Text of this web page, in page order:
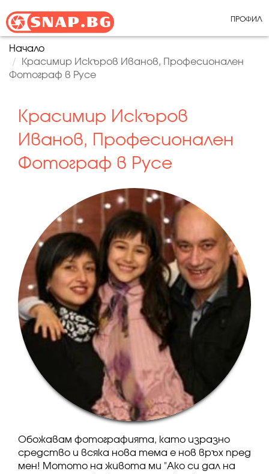
ПРОФИЛ
Начало
Красимир Искъров Иванов, Професионален
Фотограф в Русе
Красимир Искъров
Иванов, Професионален
Фотограф в Русе
Обожавам фотографията, като изразно
средство и всяка нова тема е нов връх пред
мен! Мотото на живота ми "Ако си дал на